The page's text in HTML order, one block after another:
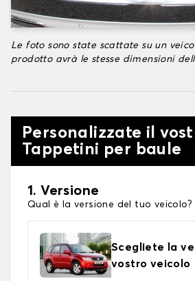
Le foto sono state scattate su un
prodotto avrà le stesse dimensioni
Personalizzate il
Tappetini per baule
1. Versione
Qual è la versione del tuo veicolo?
Scegliete la
vostro veicolo